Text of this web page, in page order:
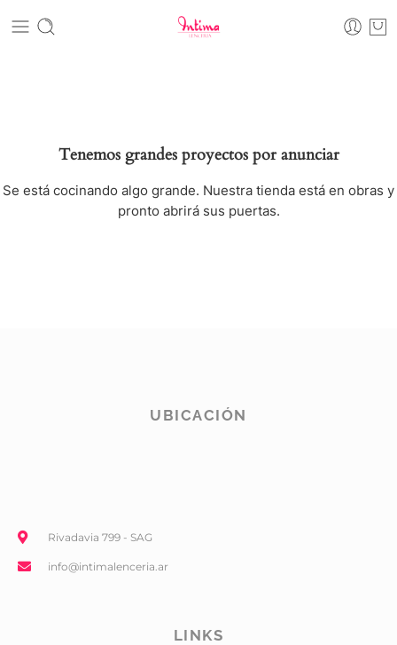
Tenemos grandes proyectos por anunciar
Se está cocinando algo grande. Nuestra tienda está en obras y
pronto abrirá sus puertas.
UBICACIÓN
Rivadavia 799 - SAG
info@intimalenceria.ar
LINKS